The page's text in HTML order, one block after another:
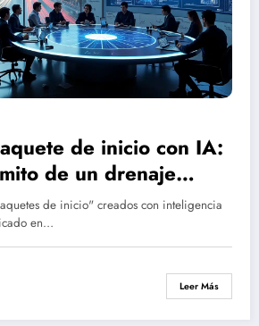
de inicio con IA:
de un drenaje
de inicio" creados con inteligencia
en…
Leer Más